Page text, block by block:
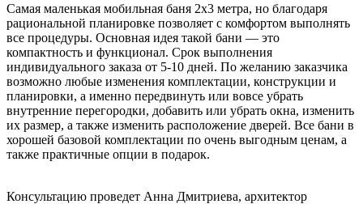
Самая маленькая мобильная баня 2х3 метра, но благодаря
рациональной планировке позволяет с комфортом выполнять
все процедуры. Основная идея такой бани — это
компактность и функционал. Срок выполнения
индивидуального заказа от 5-10 дней. По желанию заказчика
возможно любые изменения комплектации, конструкции и
планировки, а именно передвинуть или вовсе убрать
внутренние перегородки, добавить или убрать окна, изменить
их размер, а также изменить расположение дверей. Все бани в
хорошей базовой комплектации по очень выгодным ценам, а
также практичные опции в подарок.
Консультацию проведет Анна Дмитриева, архитектор